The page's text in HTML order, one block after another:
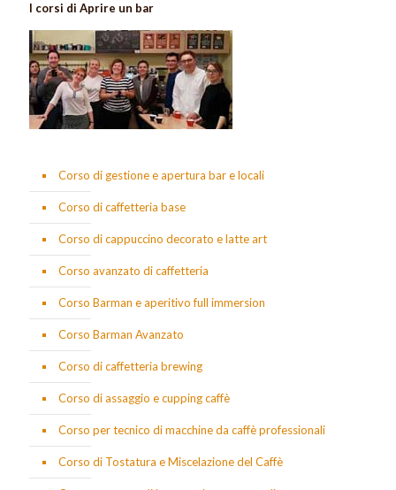
I corsi di Aprire un bar
Corso di gestione e apertura bar e locali
Corso di caffetteria base
Corso di cappuccino decorato e latte art
Corso avanzato di caffetteria
Corso Barman e aperitivo full immersion
Corso Barman Avanzato
Corso di caffetteria brewing
Corso di assaggio e cupping caffè
Corso per tecnico di macchine da caffè professionali
Corso di Tostatura e Miscelazione del Caffè